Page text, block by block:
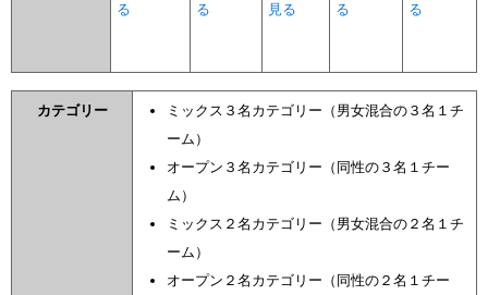
る る 見る る る
カテゴリー
ミックス３名カテゴリー（男女混合の３名１チ
ーム）
オープン３名カテゴリー（同性の３名１チー
ム）
ミックス２名カテゴリー（男女混合の２名１チ
ーム）
オープン２名カテゴリー（同性の２名１チー